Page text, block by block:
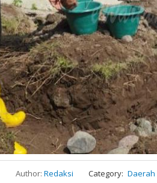
Author: Redaksi Category Daerah